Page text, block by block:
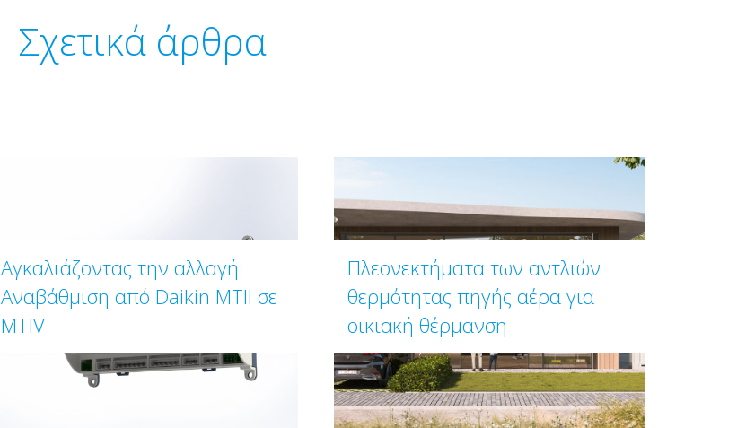
Σχετικά άρθρα
Αγκαλιάζοντας την αλλαγή:
Αναβάθμιση από Daikin MTII σε
MTIV
Πλεονεκτήματα των αντλιών
θερμότητας πηγής αέρα για
οικιακή θέρμανση